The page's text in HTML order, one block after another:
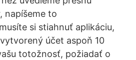
napíšeme to
si stiahnuť aplikáciu,
účet aspoň 10
totožnosť, požiadať o